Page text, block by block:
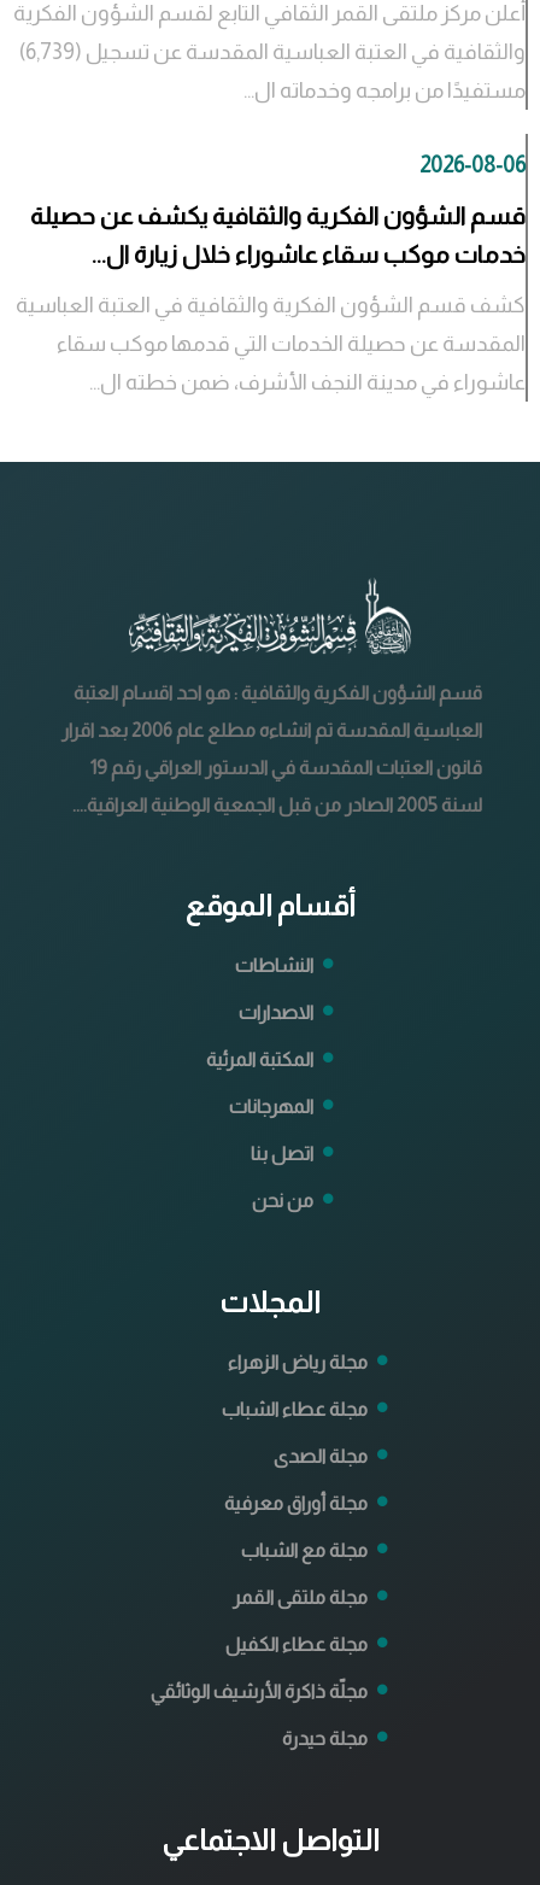
أعلن مركز ملتقى القمر الثقافي التابع لقسم الشؤون الفكرية
والثقافية في العتبة العباسية المقدسة عن تسجيل (6,739)
مستفيدًا من برامجه وخدماته ال...
2026-08-06
قسم الشؤون الفكرية والثقافية يكشف عن حصيلة
خدمات موكب سقاء عاشوراء خلال زيارة ال...
كشف قسم الشؤون الفكرية والثقافية في العتبة العباسية
المقدسة عن حصيلة الخدمات التي قدمها موكب سقاء
عاشوراء في مدينة النجف الأشرف، ضمن خطته ال...
قسم الشؤون الفكرية والثقافية : هو احد اقسام العتبة
العباسية المقدسة تم انشاءه مطلع عام 2006 بعد اقرار
قانون العتبات المقدسة في الدستور العراقي رقم 19
لسنة 2005 الصادر من قبل الجمعية الوطنية العراقية....
أقسام الموقع
النشاطات
الاصدارات
المكتبة المرئية
المهرجانات
اتصل بنا
من نحن
المجلات
مجلة رياض الزهراء
مجلة عطاء الشباب
مجلة الصدى
مجلة أوراق معرفية
مجلة مع الشباب
مجلة ملتقى القمر
مجلة عطاء الكفيل
مجلّة ذاكرة الأرشيف الوثائقي
مجلة حيدرة
التواصل الاجتماعي